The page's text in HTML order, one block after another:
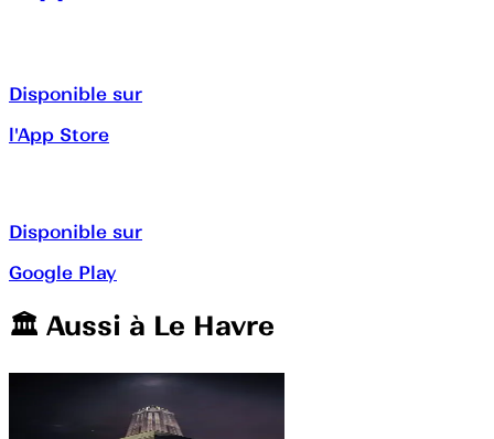
Disponible sur
l'App Store
Disponible sur
Google Play
🏛️️ Aussi à Le Havre